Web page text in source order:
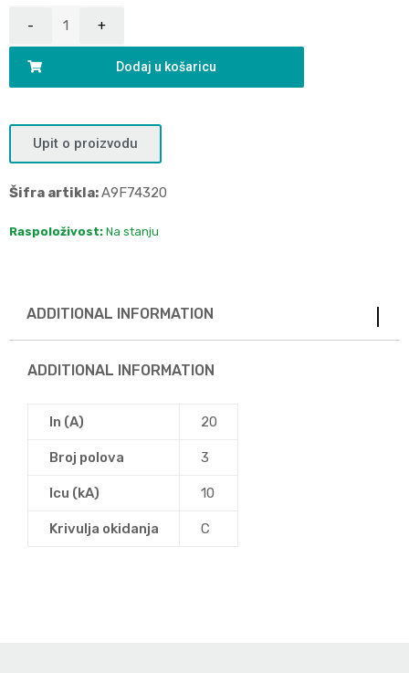
Dodaj u košaricu
Upit o proizvodu
Šifra artikla:A9F74320
Raspoloživost: Na stanju
ADDITIONAL INFORMATION
ADDITIONAL INFORMATION
In (A) 20
Broj polova 3
Icu (kA) 10
Krivulja okidanja C